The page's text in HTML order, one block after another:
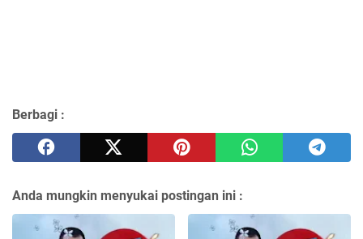
Berbagi :
Anda mungkin menyukai postingan ini :